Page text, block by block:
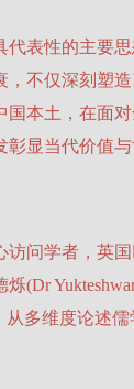
代表性的主要
，不仅深刻塑
国本土，在面
显当代价值与
访问学者，英
(Dr
从多维度论述